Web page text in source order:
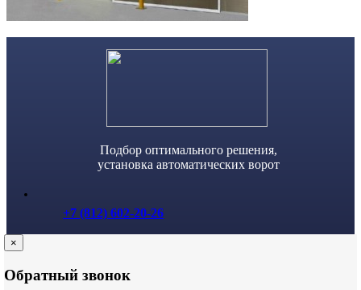
Подбор оптимального решения,
установка автоматических ворот
+7 (812) 602-20-26
×
Обратный звонок